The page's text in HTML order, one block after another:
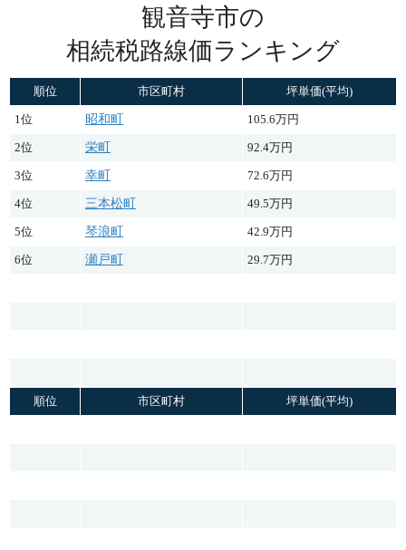
観音寺市の
相続税路線価ランキング
順位 市区町村 坪単価(平均)
1位 昭和町 105.6万円
2位 栄町 92.4万円
3位 幸町 72.6万円
4位 三本松町 49.5万円
5位 琴浪町 42.9万円
6位 瀬戸町 29.7万円
順位 市区町村 坪単価(平均)